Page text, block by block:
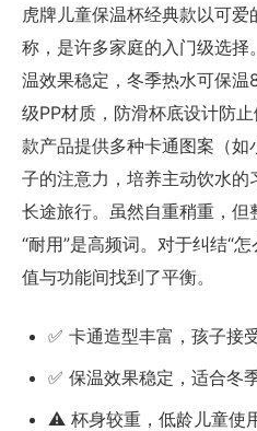
虎牌儿童保温杯经典款以可
称，是许多家庭的入门级选
温效果稳定，冬季热水可保
级PP材质，防滑杯底设计防
款产品提供多种卡通图案（
子的注意力，培养主动饮水
长途旅行。虽然自重稍重，但
“耐用”是高频词。对于纠结“
值与功能间找到了平衡。
✅ 卡通造型丰富，孩子接
✅ 保温效果稳定，适合冬
⚠️ 杯身较重，低龄儿童使